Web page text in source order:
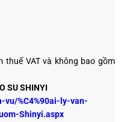
thuế VAT và không bao gồm
SU SHINYI
vu/%C4%90ai-ly-van-
Shinyi.aspx